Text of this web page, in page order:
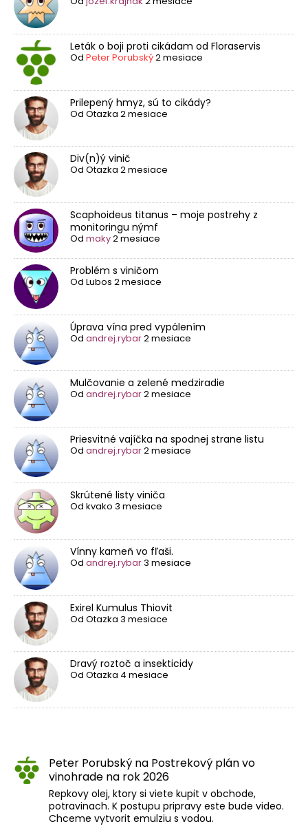
Leták o boji proti cikádam od Floraservis
Od Peter Porubský2 mesiace
Prilepený hmyz, sú to cikády?
Od Otazka 2 mesiace
Div(n)ý vinič
Od Otazka 2 mesiace
Scaphoideus titanus – moje postrehy z
monitoringu nýmf
Od maky2 mesiace
Problém s viničom
Od Lubos 2 mesiace
Úprava vína pred vypálením
Od andrej.rybar2 mesiace
Mulčovanie a zelené medziradie
Od andrej.rybar2 mesiace
Priesvitné vajíčka na spodnej strane listu
Od andrej.rybar2 mesiace
Skrútené listy viniča
Od kvako 3 mesiace
Vínny kameň vo fľaši.
Od andrej.rybar3 mesiace
Exirel Kumulus Thiovit
Od Otazka 3 mesiace
Dravý roztoč a insekticidy
Od Otazka 4 mesiace
Peter Porubský na Postrekový plán vo
vinohrade na rok 2026
Repkovy olej, ktory si viete kupit v obchode,
potravinach. K postupu pripravy este bude video.
Chceme vytvorit emulziu s vodou.